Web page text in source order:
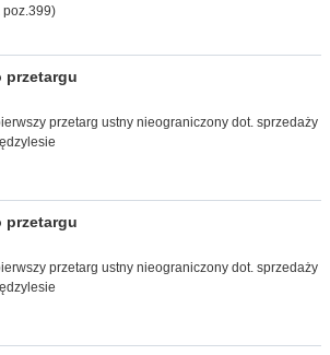
poz.399)
przetargu
przetarg ustny nieograniczony dot. sprzedaży
przetargu
przetarg ustny nieograniczony dot. sprzedaży